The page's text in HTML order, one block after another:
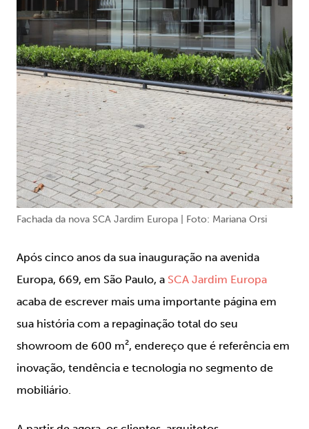
Fachada da nova SCA Jardim Europa | Foto: Mariana Orsi
Após cinco anos da sua inauguração na avenida
Europa, 669, em São Paulo, a SCA Jardim Europa
acaba de escrever mais uma importante página em
sua história com a repaginação total do seu
showroom de 600 m², endereço que é referência em
inovação, tendência e tecnologia no segmento de
mobiliário.